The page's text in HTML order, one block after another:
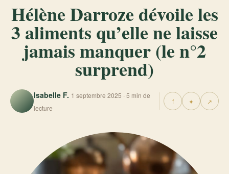
Hélène Darroze dévoile les
3 aliments qu’elle ne laisse
jamais manquer (le n°2
surprend)
Isabelle F. 1 septembre 2025 · 5 min de
lecture
f ✦ ↗